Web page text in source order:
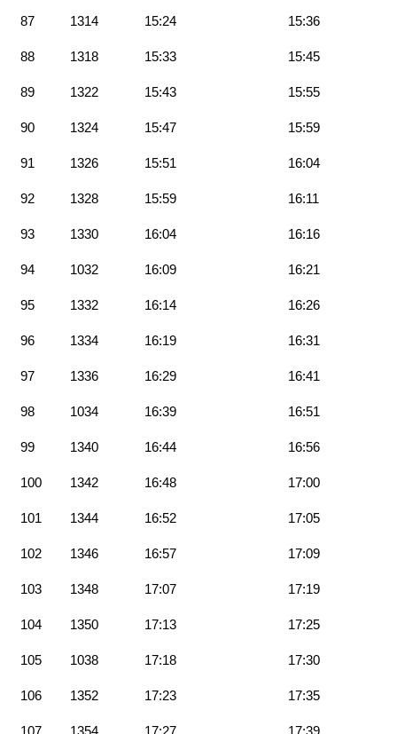
87 1314 15:24 15:36
88 1318 15:33 15:45
89 1322 15:43 15:55
90 1324 15:47 15:59
91 1326 15:51 16:04
92 1328 15:59 16:11
93 1330 16:04 16:16
94 1032 16:09 16:21
95 1332 16:14 16:26
96 1334 16:19 16:31
97 1336 16:29 16:41
98 1034 16:39 16:51
99 1340 16:44 16:56
100 1342 16:48 17:00
101 1344 16:52 17:05
102 1346 16:57 17:09
103 1348 17:07 17:19
104 1350 17:13 17:25
105 1038 17:18 17:30
106 1352 17:23 17:35
107 1354 17:27 17:39